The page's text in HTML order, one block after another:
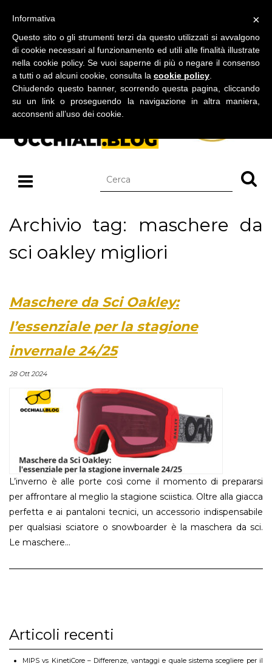
BLOG SU OCCHIALI DA SOLE E OCCHIALI DA VISTA
Archivio tag: maschere da
sci oakley migliori
Maschere da Sci Oakley:
l’essenziale per la stagione
invernale 24/25
28 Ott 2024
L’inverno è alle porte così come il momento di prepararsi
per affrontare al meglio la stagione sciistica. Oltre alla giacca
perfetta e ai pantaloni tecnici, un accessorio indispensabile
per qualsiasi sciatore o snowboarder è la maschera da sci.
Le maschere...
Articoli recenti
MIPS vs KinetiCore – Differenze, vantaggi e quale sistema scegliere per il
×
Informativa
Questo sito o gli strumenti terzi da questo utilizzati si avvalgono
di cookie necessari al funzionamento ed utili alle finalità illustrate
nella cookie policy. Se vuoi saperne di più o negare il consenso
a tutti o ad alcuni cookie, consulta la cookie policy
Chiudendo questo banner, scorrendo questa pagina, cliccando
su un link o proseguendo la navigazione in altra maniera,
acconsenti all’uso dei cookie.